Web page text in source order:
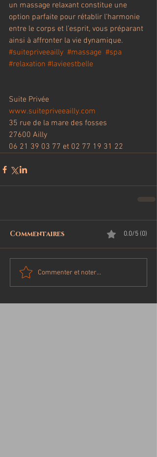
un massage relaxant constitue une
option parfaite pour rétablir l'harmonie
entre le corps et l'esprit, vous préparant
ainsi à affronter la vie dynamique.
#suitepriveeailly #massage #spa
#relaxation #lavieestbelle
Suite Privée
www.suitepriveeailly.com
35 rue de la mare des fosses
27600 Ailly
06 21 39 03 77 et 02 77 19 31 22
Commentaires 0.0/5 (0)
Commenter et noter...